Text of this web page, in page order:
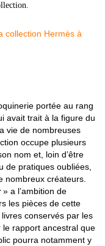
portée au rang
avait trait à la figure du
vie de nombreuses
occupe plusieurs
nom et, loin d’être
de pratiques oubliées,
nombreux créateurs.
» a l’ambition de
les pièces de cette
conservés par les
le rapport ancestral que
pourra notamment y